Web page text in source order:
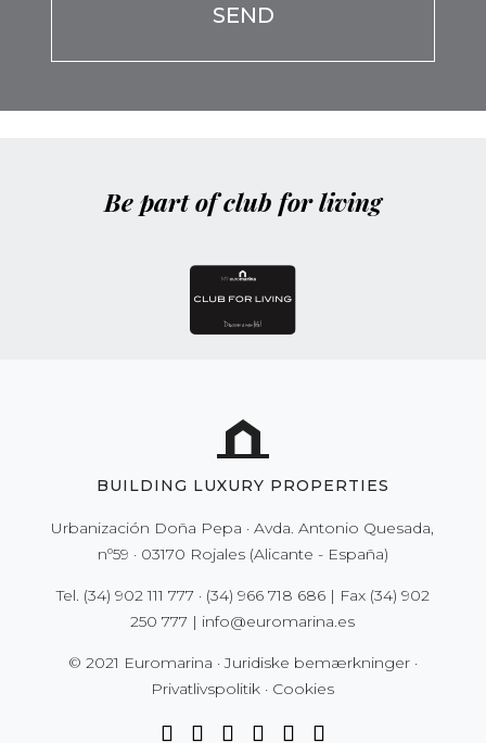
Be part of club for living
BUILDING LUXURY PROPERTIES
Urbanización Doña Pepa · Avda. Antonio Quesada,
nº59 · 03170 Rojales (Alicante - España)
Tel. (34) 902 111 777 · (34) 966 718 686| Fax (34) 902
250 777 | info@euromarina.es
© 2021 Euromarina ·Juridiske bemærkninger·
Privatlivspolitik · Cookies